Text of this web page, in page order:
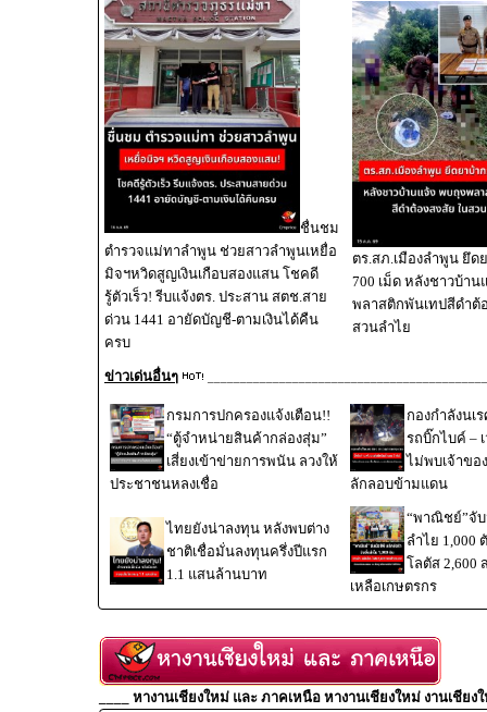
ชื่นชม
ตำรวจแม่ทาลำพูน ช่วยสาวลำพูนเหยื่อ
มิจฯหวิดสูญเงินเกือบสองแสน โชคดี
รู้ตัวเร็ว! รีบแจ้งตร. ประสาน สตช.สาย
ด่วน 1441 อายัดบัญชี-ตามเงินได้คืน
ครบ
ตร.สภ.เมืองลำพูน ยึด
700 เม็ด หลังชาวบ้าน
พลาสติกพันเทปสีดำต้
สวนลำไย
ข่าวเด่นอื่นๆ
กรมการปกครองแจ้งเตือน!!
“ตู้จำหน่ายสินค้ากล่องสุ่ม”
เสี่ยงเข้าข่ายการพนัน ลวงให้
ประชาชนหลงเชื่อ
กองกำลังนเ
รถบิ๊กไบค์ –
ไม่พบเจ้าขอ
ลักลอบข้ามแดน
ไทยยังน่าลงทุน หลังพบต่าง
ชาติเชื่อมั่นลงทุนครึ่งปีแรก
1.1 แสนล้านบาท
“พาณิชย์”จั
ลำไย 1,000
โลตัส 2,600
เหลือเกษตรกร
____ หางานเชียงใหม่ และ ภาคเหนือ หางานเชียงใหม่ งานเชียง